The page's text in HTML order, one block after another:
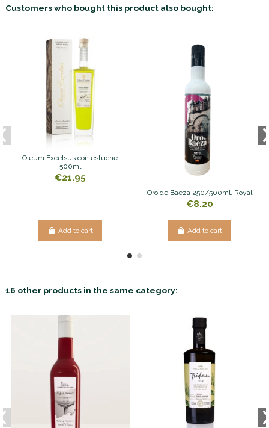
Customers who bought this product also bought:
Oleum Excelsus con estuche
500ml
€21.95
Add to cart
Oro de Baeza 250/500ml. Royal
€8.20
Add to cart
16 other products in the same category: